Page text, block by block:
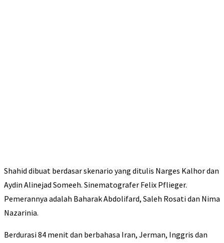
Shahid dibuat berdasar skenario yang ditulis Narges Kalhor dan
Aydin Alinejad Someeh. Sinematografer Felix Pflieger.
Pemerannya adalah Baharak Abdolifard, Saleh Rosati dan Nima
Nazarinia.
Berdurasi 84 menit dan berbahasa Iran, Jerman, Inggris dan